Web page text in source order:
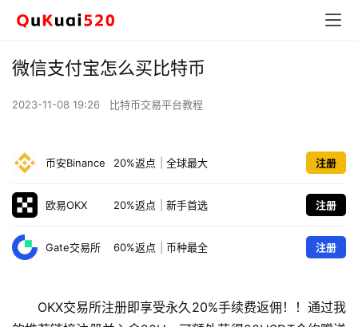
微信支付宝怎么买比特币
2023-11-08 19:26 比特币交易平台教程
币安Binance 20%返点 全球最大 注册
欧易OKX 20%返点 新手首选 注册
Gate交易所 60%返点 币种最全 注册
OKX交易所注册即享受永久20%手续费返佣！！通过我